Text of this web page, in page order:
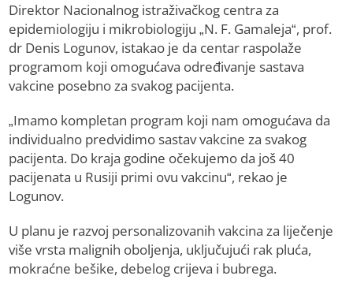
Direktor Nacionalnog istraživačkog centra za
epidemiologiju i mikrobiologiju „N. F. Gamaleja“, prof.
dr Denis Logunov, istakao je da centar raspolaže
programom koji omogućava određivanje sastava
vakcine posebno za svakog pacijenta.
„Imamo kompletan program koji nam omogućava da
individualno predvidimo sastav vakcine za svakog
pacijenta. Do kraja godine očekujemo da još 40
pacijenata u Rusiji primi ovu vakcinu“, rekao je
Logunov.
U planu je razvoj personalizovanih vakcina za liječenje
više vrsta malignih oboljenja, uključujući rak pluća,
mokraćne bešike, debelog crijeva i bubrega.